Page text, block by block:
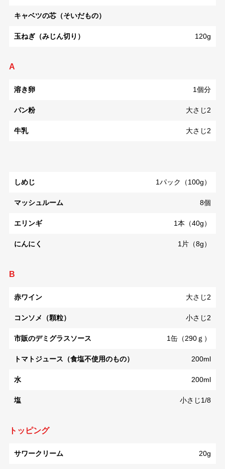
キャベツの芯（そいだもの）
玉ねぎ（みじん切り） 120g
A
溶き卵 1個分
パン粉 大さじ2
牛乳 大さじ2
しめじ 1パック（100g）
マッシュルーム 8個
エリンギ 1本（40g）
にんにく 1片（8g）
B
赤ワイン 大さじ2
コンソメ（顆粒） 小さじ2
市販のデミグラスソース 1缶（290ｇ）
トマトジュース（食塩不使用のもの） 200ml
水 200ml
塩 小さじ1/8
トッピング
サワークリーム 20g